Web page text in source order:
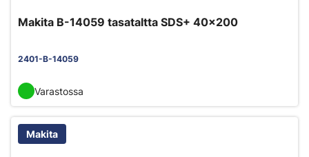
Makita B-14059 tasataltta SDS+ 40x200
2401-B-14059
Varastossa
Makita